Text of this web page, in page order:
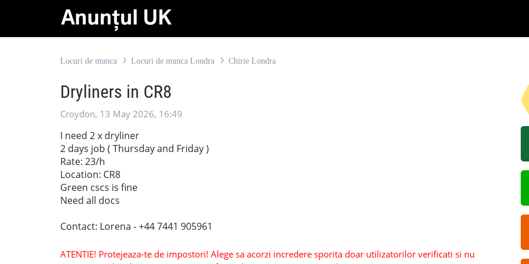
Locuri de munca Locuri de munca Londra Chirie Londra
Dryliners in CR8
Croydon, 13 May 2026, 16:49
I need 2 x dryliner
2 days job ( Thursday and Friday )
Rate: 23/h
Location: CR8
Green cscs is fine
Need all docs
Contact: Lorena - +44 7441 905961
ATENTIE! Protejeaza-te de impostori! Alege sa acorzi incredere sporita doar utilizatorilor verificati si nu